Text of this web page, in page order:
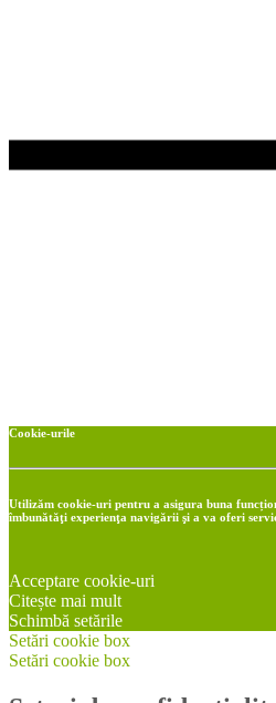
Cookie-urile
Utilizăm cookie-uri pentru a asigura buna
îmbunătăţi experienţa navigării şi a va oferi
Acceptare cookie-uri
Citește mai mult
Schimbă setările
Setări cookie box
Setări cookie box